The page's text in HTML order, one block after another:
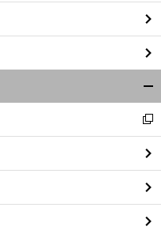
前
閉
る
新
し
い
ウ
ィ
ン
ド